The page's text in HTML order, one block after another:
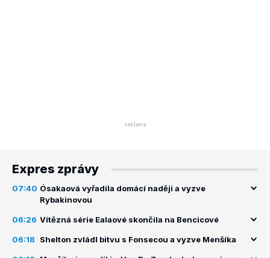
Expres zprávy
07:40 Ósakaová vyřadila domácí naději a vyzve
Rybakinovou
06:26 Vítězná série Ealaové skončila na Bencicové
06:18 Shelton zvládl bitvu s Fonsecou a vyzve Menšíka